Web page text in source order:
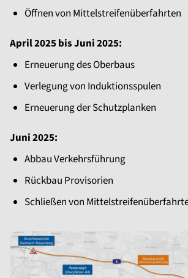
Öffnen von Mittelstreifenüberfahrten
April 2025 bis Juni 2025:
Erneuerung des Oberbaus
Verlegung von Induktionsspulen
Erneuerung der Schutzplanken
Juni 2025:
Abbau Verkehrsführung
Rückbau Provisorien
Schließen von